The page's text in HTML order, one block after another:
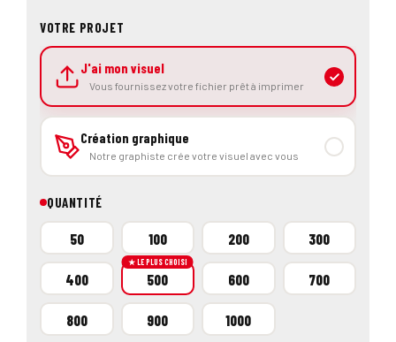
QUANTITÉ
50 100 200 300
400
★ LE PLUS CHOISI
500 600 700
800 900 1000